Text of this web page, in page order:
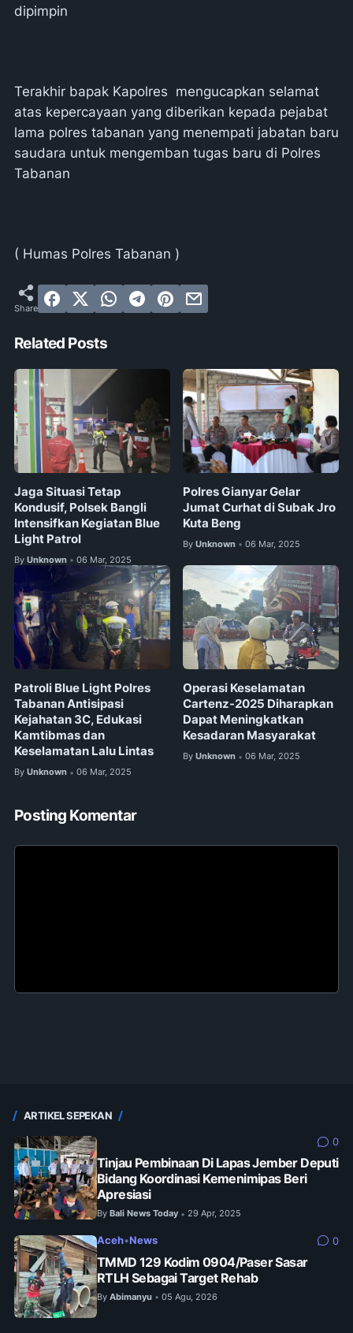
dipimpin
Terakhir bapak Kapolres mengucapkan selamat
atas kepercayaan yang diberikan kepada pejabat
lama polres tabanan yang menempati jabatan baru
saudara untuk mengemban tugas baru di Polres
Tabanan
( Humas Polres Tabanan )
Related Posts
Jaga Situasi Tetap
Kondusif, Polsek Bangli
Intensifkan Kegiatan Blue
Light Patrol
By Unknown • 06 Mar, 2025
Polres Gianyar Gelar
Jumat Curhat di Subak Jro
Kuta Beng
By Unknown • 06 Mar, 2025
Patroli Blue Light Polres
Tabanan Antisipasi
Kejahatan 3C, Edukasi
Kamtibmas dan
Keselamatan Lalu Lintas
By Unknown • 06 Mar, 2025
Operasi Keselamatan
Cartenz-2025 Diharapkan
Dapat Meningkatkan
Kesadaran Masyarakat
By Unknown • 06 Mar, 2025
Posting Komentar
ARTIKEL SEPEKAN
0
Tinjau Pembinaan Di Lapas Jember Deputi
Bidang Koordinasi Kemenimipas Beri
Apresiasi
By Bali News Today • 29 Apr, 2025
Aceh•News 0
TMMD 129 Kodim 0904/Paser Sasar
RTLH Sebagai Target Rehab
By Abimanyu • 05 Agu, 2026